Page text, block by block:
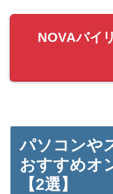
NOVAバイ
パソコンや
おすすめオ
【2選】